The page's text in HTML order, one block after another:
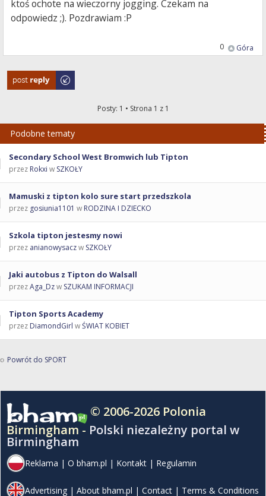
ktoś ochote na wieczorny jogging. Czekam na
odpowiedz ;). Pozdrawiam :P
Góra
0
Odpowiedz
Posty: 1 • Strona 1 z 1
Podobne tematy
Secondary School West Bromwich lub Tipton
przez Rokxi w SZKOŁY
Mamuski z tipton kolo sure start przedszkola
przez gosiunia1101 w RODZINA I DZIECKO
Szkola tipton jestesmy nowi
przez anianowysaczw SZKOŁY
Jaki autobus z Tipton do Walsall
przezAga_Dzw SZUKAM INFORMACJI
Tipton Sports Academy
przez DiamondGirl wŚWIAT KOBIET
Powrót do SPORT
© 2006-2026 Polonia
Birmingham - Polski niezależny portal w
Birmingham
Reklama | O bham.pl | Kontakt | Regulamin
Advertising | About bham.pl | Contact | Terms & Conditions